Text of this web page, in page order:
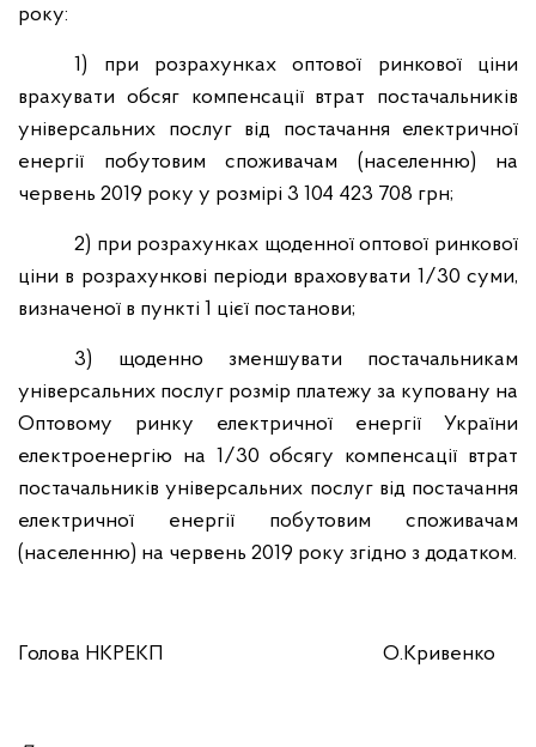
року:
1) при розрахунках оптової ринкової ціни
врахувати обсяг компенсації втрат постачальників
універсальних послуг від постачання електричної
енергії побутовим споживачам (населенню) на
червень 2019 року у розмірі 3 104 423 708 грн;
2) при розрахунках щоденної оптової ринкової
ціни в розрахункові періоди враховувати 1/30 суми,
визначеної в пункті 1 цієї постанови;
3) щоденно зменшувати постачальникам
універсальних послуг розмір платежу за куповану на
Оптовому ринку електричної енергії України
електроенергію на 1/30 обсягу компенсації втрат
постачальників універсальних послуг від постачання
електричної енергії побутовим споживачам
(населенню) на червень 2019 року згідно з додатком.
Голова НКРЕКП О.Кривенко